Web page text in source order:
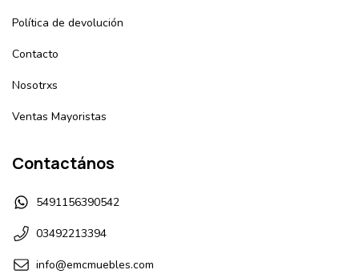
Política de devolución
Contacto
Nosotrxs
Ventas Mayoristas
Contactános
5491156390542
03492213394
info@emcmuebles.com